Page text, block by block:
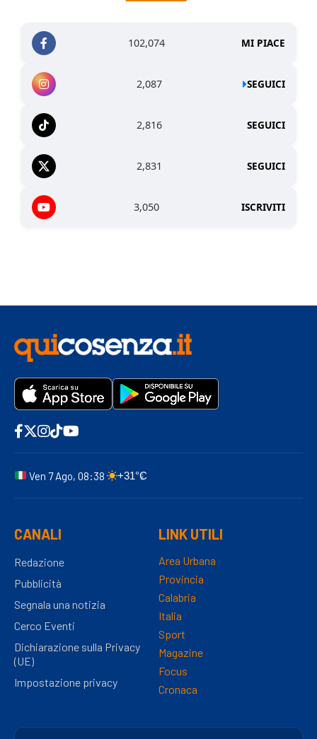
102,074 MI PIACE
2,087 SEGUICI
2,816 SEGUICI
2,831 SEGUICI
3,050 ISCRIVITI
Ven 7 Ago, 08:38 +31°C
CANALI
Redazione
Pubblicità
Segnala una notizia
Cerco Eventi
Dichiarazione sulla Privacy
(UE)
Impostazione privacy
LINK UTILI
Area Urbana
Provincia
Calabria
Italia
Sport
Magazine
Focus
Cronaca